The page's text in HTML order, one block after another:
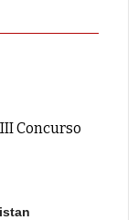
Concurso